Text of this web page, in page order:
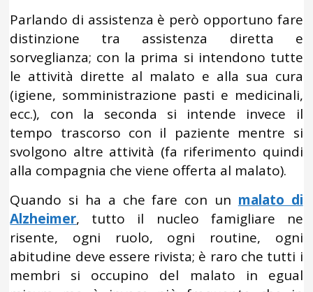
Parlando di assistenza è però opportuno fare
distinzione tra assistenza diretta e
sorveglianza; con la prima si intendono tutte
le attività dirette al malato e alla sua cura
(igiene, somministrazione pasti e medicinali,
ecc.), con la seconda si intende invece il
tempo trascorso con il paziente mentre si
svolgono altre attività (fa riferimento quindi
alla compagnia che viene offerta al malato).
Quando si ha a che fare con un malato di
Alzheimer, tutto il nucleo famigliare ne
risente, ogni ruolo, ogni routine, ogni
abitudine deve essere rivista; è raro che tutti i
membri si occupino del malato in egual